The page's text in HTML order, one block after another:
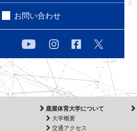
お問い合わせ
鹿屋体育大学について
大学概要
交通アクセス